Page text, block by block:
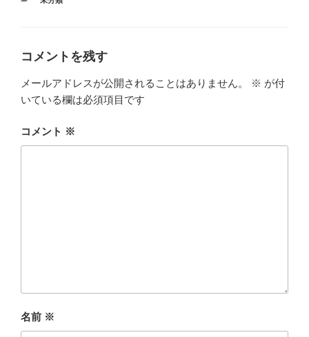
コメントを残す
メールアドレスが公開されることはありません。 ※ が付
いている欄は必須項目です
コメント ※
名前 ※